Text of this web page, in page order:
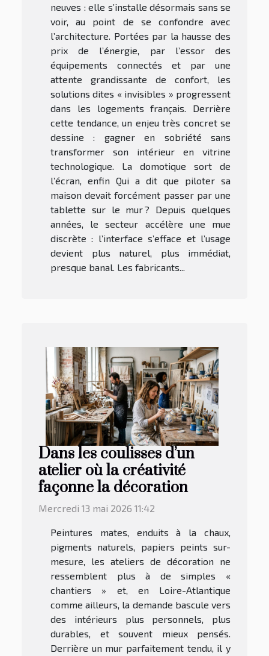
neuves : elle s’installe désormais sans se
voir, au point de se confondre avec
l’architecture. Portées par la hausse des
prix de l’énergie, par l’essor des
équipements connectés et par une
attente grandissante de confort, les
solutions dites « invisibles » progressent
dans les logements français. Derrière
cette tendance, un enjeu très concret se
dessine : gagner en sobriété sans
transformer son intérieur en vitrine
technologique. La domotique sort de
l’écran, enfin Qui a dit que piloter sa
maison devait forcément passer par une
tablette sur le mur ? Depuis quelques
années, le secteur accélère une mue
discrète : l’interface s’efface et l’usage
devient plus naturel, plus immédiat,
presque banal. Les fabricants...
Dans les coulisses d’un
atelier où la créativité
façonne la décoration
Mercredi 13 mai 2026 11:42
Peintures mates, enduits à la chaux,
pigments naturels, papiers peints sur-
mesure, les ateliers de décoration ne
ressemblent plus à de simples «
chantiers » et, en Loire-Atlantique
comme ailleurs, la demande bascule vers
des intérieurs plus personnels, plus
durables, et souvent mieux pensés.
Derrière un mur parfaitement tendu, il y